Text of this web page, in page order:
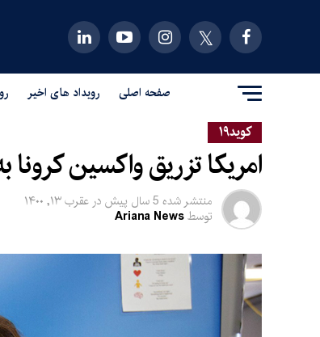
صفحه اصلی رویداد های اخیر
کوید۱۹
امریکا تزریق واکسین کرونا
منتشر شده 5 سال پیش در عقرب ۱۳, ۱۴۰۰
توسطAriana News